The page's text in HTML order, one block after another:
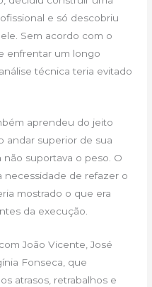
e só descobriu
Sem acordo com o
enfrentar um longo
técnica teria evitado
aprendeu do jeito
andar superior de sua
suportava o peso. O
necessidade de refazer o
mostrado o que era
da execução.
João Vicente, José
Fonseca, que
atrasos, retrabalhos e